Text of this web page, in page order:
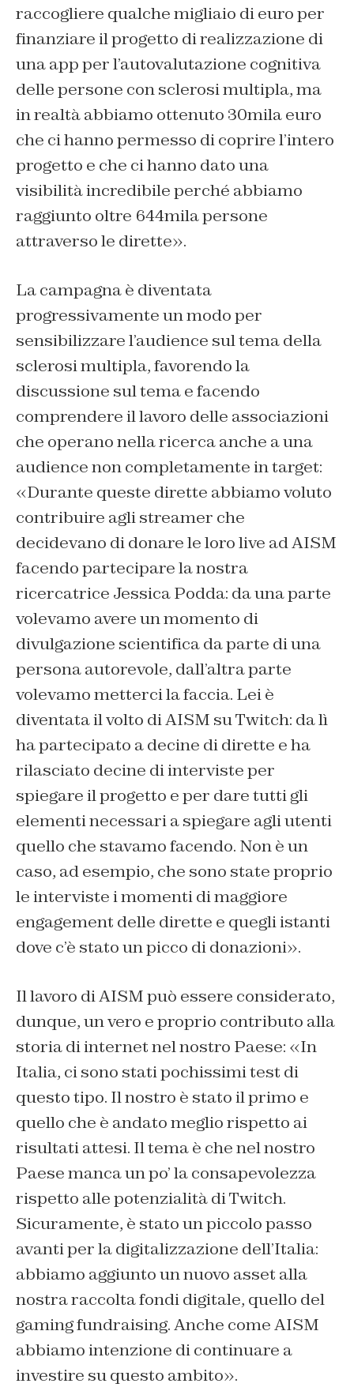
raccogliere qualche migliaio di euro per
finanziare il progetto di realizzazione di
una app per l’autovalutazione cognitiva
delle persone con sclerosi multipla, ma
in realtà abbiamo ottenuto 30mila euro
che ci hanno permesso di coprire l’intero
progetto e che ci hanno dato una
visibilità incredibile perché abbiamo
raggiunto oltre 644mila persone
attraverso le dirette».
La campagna è diventata
progressivamente un modo per
sensibilizzare l’audience sul tema della
sclerosi multipla, favorendo la
discussione sul tema e facendo
comprendere il lavoro delle associazioni
che operano nella ricerca anche a una
audience non completamente in target:
«Durante queste dirette abbiamo voluto
contribuire agli streamer che
decidevano di donare le loro live ad AISM
facendo partecipare la nostra
ricercatrice Jessica Podda: da una parte
volevamo avere un momento di
divulgazione scientifica da parte di una
persona autorevole, dall’altra parte
volevamo metterci la faccia. Lei è
diventata il volto di AISM su Twitch: da lì
ha partecipato a decine di dirette e ha
rilasciato decine di interviste per
spiegare il progetto e per dare tutti gli
elementi necessari a spiegare agli utenti
quello che stavamo facendo. Non è un
caso, ad esempio, che sono state proprio
le interviste i momenti di maggiore
engagement delle dirette e quegli istanti
dove c’è stato un picco di donazioni».
Il lavoro di AISM può essere considerato,
dunque, un vero e proprio contributo alla
storia di internet nel nostro Paese: «In
Italia, ci sono stati pochissimi test di
questo tipo. Il nostro è stato il primo e
quello che è andato meglio rispetto ai
risultati attesi. Il tema è che nel nostro
Paese manca un po’ la consapevolezza
rispetto alle potenzialità di Twitch.
Sicuramente, è stato un piccolo passo
avanti per la digitalizzazione dell’Italia:
abbiamo aggiunto un nuovo asset alla
nostra raccolta fondi digitale, quello del
gaming fundraising. Anche come AISM
abbiamo intenzione di continuare a
investire su questo ambito».